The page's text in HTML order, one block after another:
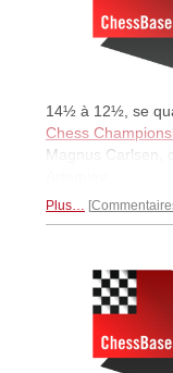
14½ à 12½, se
Chess
Magnus Carlsen,
Plus…